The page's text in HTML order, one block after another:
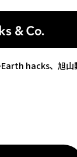
Earth hacks、旭山